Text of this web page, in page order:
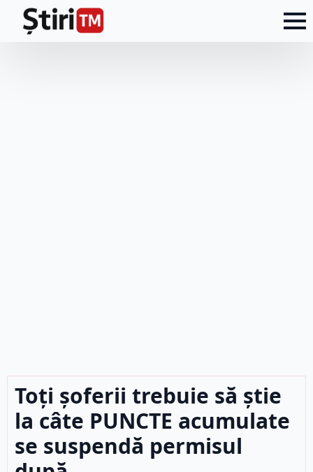
Toți șoferii trebuie să știe
la câte PUNCTE acumulate
se suspendă permisul